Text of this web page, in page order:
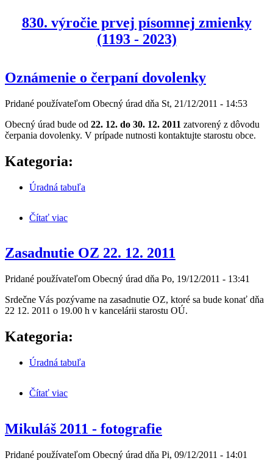
830. výročie prvej písomnej zmienky
(1193 - 2023)
Oznámenie o čerpaní dovolenky
Pridané používateľom Obecný úrad dňa St, 21/12/2011 - 14:53
Obecný úrad bude od 22. 12. do 30. 12. 2011 zatvorený z dôvodu
čerpania dovolenky. V prípade nutnosti kontaktujte starostu obce.
Kategoria:
Úradná tabuľa
Čítať viac
Zasadnutie OZ 22. 12. 2011
Pridané používateľom Obecný úrad dňa Po, 19/12/2011 - 13:41
Srdečne Vás pozývame na zasadnutie OZ, ktoré sa bude konať dňa
22 12. 2011 o 19.00 h v kancelárii starostu OÚ.
Kategoria:
Úradná tabuľa
Čítať viac
Mikuláš 2011 - fotografie
Pridané používateľom Obecný úrad dňa Pi, 09/12/2011 - 14:01